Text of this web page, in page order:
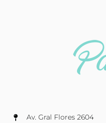
Av. Gral Flores 2604